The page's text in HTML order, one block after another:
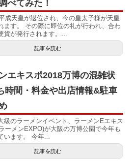
べてみた！
成天皇が退位され、今の皇太子様が天皇
ます。 その際に即位の礼が行われ、合わ
貨が発行されます。...
記事を読む
エキスポ2018万博の混雑状
時間・料金や出店情報&駐車
級のラーメンイベント、ラーメンEエキス
ーメンEXPO)が大阪の万博公園で今年も
います。 今年...
記事を読む